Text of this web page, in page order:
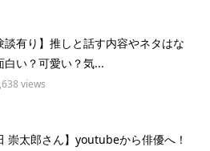
談有り】推しと話す内容やネタはな
白い？可愛い？気...
views
崇太郎さん】youtubeから俳優へ！